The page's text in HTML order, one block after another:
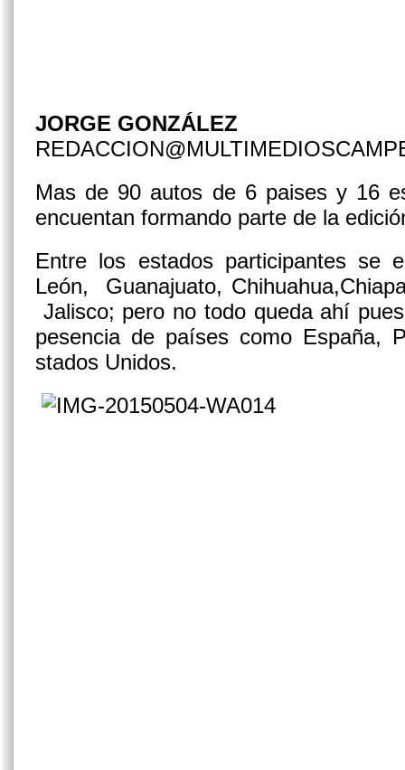
JORGE GONZÁLEZ
Mas de 90 autos de 6 paises y 16
encuentan formando parte de la
Entre los estados participantes se
León, Guanajuato,
Jalisco; pero no todo queda ahí
pesencia de países como España,
stados Unidos.